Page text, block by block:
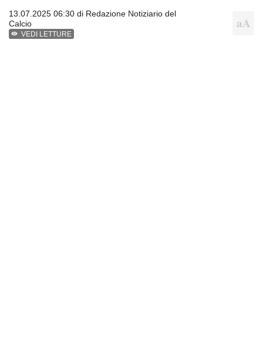
13.07.2025 06:30 di Redazione Notiziario del
Calcio
VEDI LETTURE